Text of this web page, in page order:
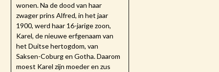
wonen. Na de dood van haar
zwager prins Alfred, in het jaar
1900, werd haar 16-jarige zoon,
Karel, de nieuwe erfgenaam van
het Duitse hertogdom, van
Saksen-Coburg en Gotha. Daarom
moest Karel zijn moeder en zus